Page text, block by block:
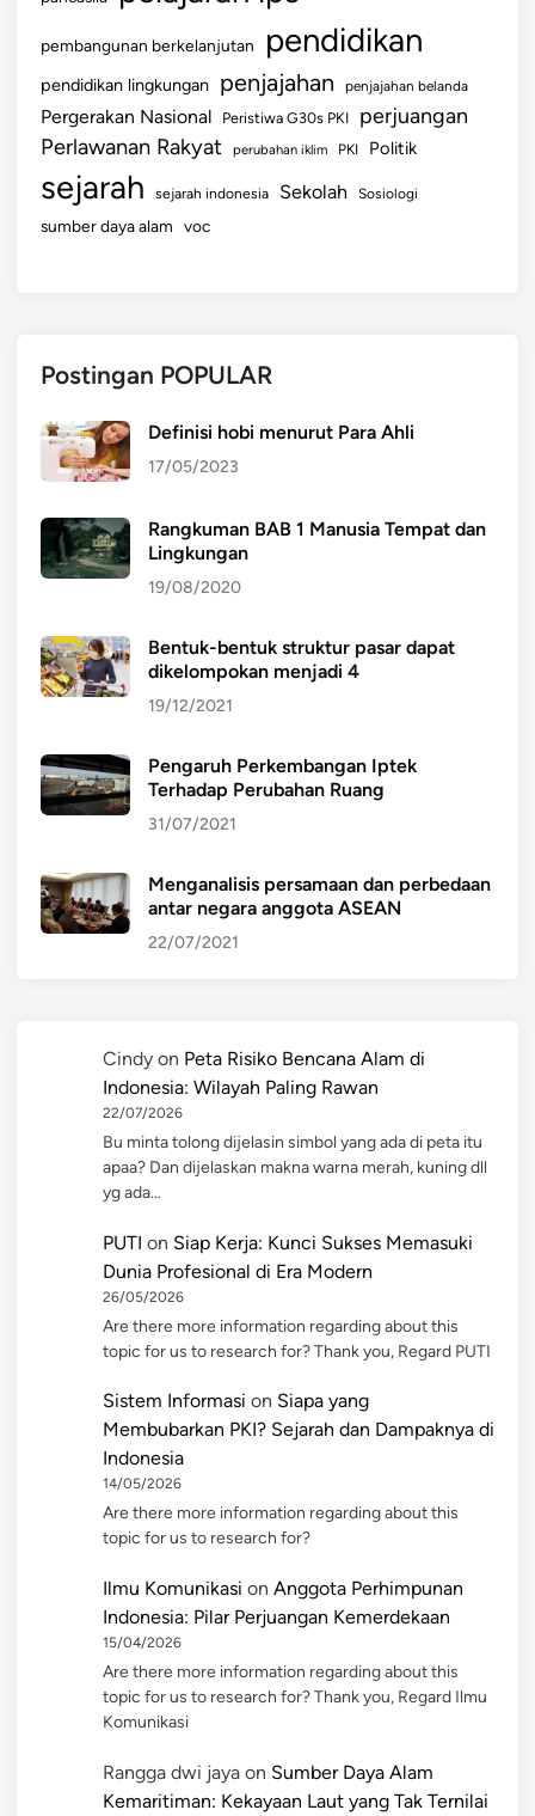
pembangunan berkelanjutan pendidikan
pendidikan lingkungan penjajahan penjajahan belanda
Pergerakan Nasional Peristiwa G30s PKI perjuangan
Perlawanan Rakyat perubahan iklim PKI Politik
sejarah sejarah indonesia Sekolah Sosiologi
sumber daya alam voc
Postingan POPULAR
Definisi hobi menurut Para Ahli
17/05/2023
Rangkuman BAB 1 Manusia Tempat dan
Lingkungan
19/08/2020
Bentuk-bentuk struktur pasar dapat
dikelompokan menjadi 4
19/12/2021
Pengaruh Perkembangan Iptek
Terhadap Perubahan Ruang
31/07/2021
Menganalisis persamaan dan perbedaan
antar negara anggota ASEAN
22/07/2021
Cindy on Peta Risiko Bencana Alam di
Indonesia: Wilayah Paling Rawan
22/07/2026
Bu minta tolong dijelasin simbol yang ada di peta itu
apaa? Dan dijelaskan makna warna merah, kuning dll
yg ada…
PUTI on Siap Kerja: Kunci Sukses Memasuki
Dunia Profesional di Era Modern
26/05/2026
Are there more information regarding about this
topic for us to research for? Thank you, Regard PUTI
Sistem Informasi on Siapa yang
Membubarkan PKI? Sejarah dan Dampaknya di
Indonesia
14/05/2026
Are there more information regarding about this
topic for us to research for?
Ilmu Komunikasi on Anggota Perhimpunan
Indonesia: Pilar Perjuangan Kemerdekaan
15/04/2026
Are there more information regarding about this
topic for us to research for? Thank you, Regard Ilmu
Komunikasi
Rangga dwi jaya on Sumber Daya Alam
Kemaritiman: Kekayaan Laut yang Tak Ternilai